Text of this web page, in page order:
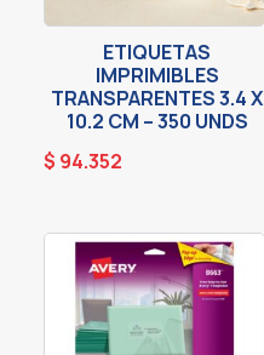
ETIQUETAS
IMPRIMIBLES
TRANSPARENTES 3.4 X
10.2 CM – 350 UNDS
$ 94.352